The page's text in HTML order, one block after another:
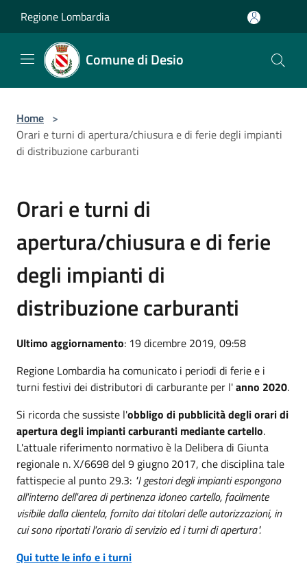
Regione Lombardia
Comune di Desio
Home >
Orari e turni di apertura/chiusura e di ferie degli impianti
di distribuzione carburanti
Orari e turni di
apertura/chiusura e di ferie
degli impianti di
distribuzione carburanti
Ultimo aggiornamento: 19 dicembre 2019, 09:58
Regione Lombardia ha comunicato i periodi di ferie e i
turni festivi dei distributori di carburante per l'anno 2020.
Si ricorda che sussiste l'obbligo di pubblicità degli orari di
apertura degli impianti carburanti mediante cartello.
L'attuale riferimento normativo è la Delibera di Giunta
regionale n. X/6698 del 9 giugno 2017, che disciplina tale
fattispecie al punto 29.3: "I gestori degli impianti espongono
all'interno dell'area di pertinenza idoneo cartello, facilmente
visibile dalla clientela, fornito dai titolari delle autorizzazioni, in
cui sono riportati l'orario di servizio ed i turni di apertura".
Qui tutte le info e i turni